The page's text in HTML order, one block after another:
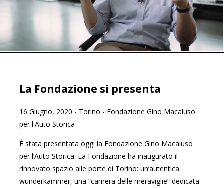
La Fondazione si presenta
16 Giugno, 2020 - Torino - Fondazione Gino Macaluso
per l'Auto Storica
È stata presentata oggi la Fondazione Gino Macaluso
per l’Auto Storica. La Fondazione ha inaugurato il
rinnovato spazio alle porte di Torino: un’autentica
wunderkammer, una “camera delle meraviglie” dedicata